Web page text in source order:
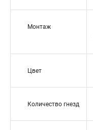
Монтаж
Цвет
Количество гнезд